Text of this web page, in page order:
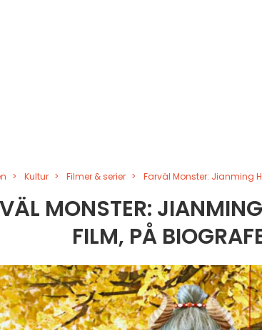
Kultur Filmer & serier Farväl Monster: Jianming
MONSTER:
FILM, PÅ